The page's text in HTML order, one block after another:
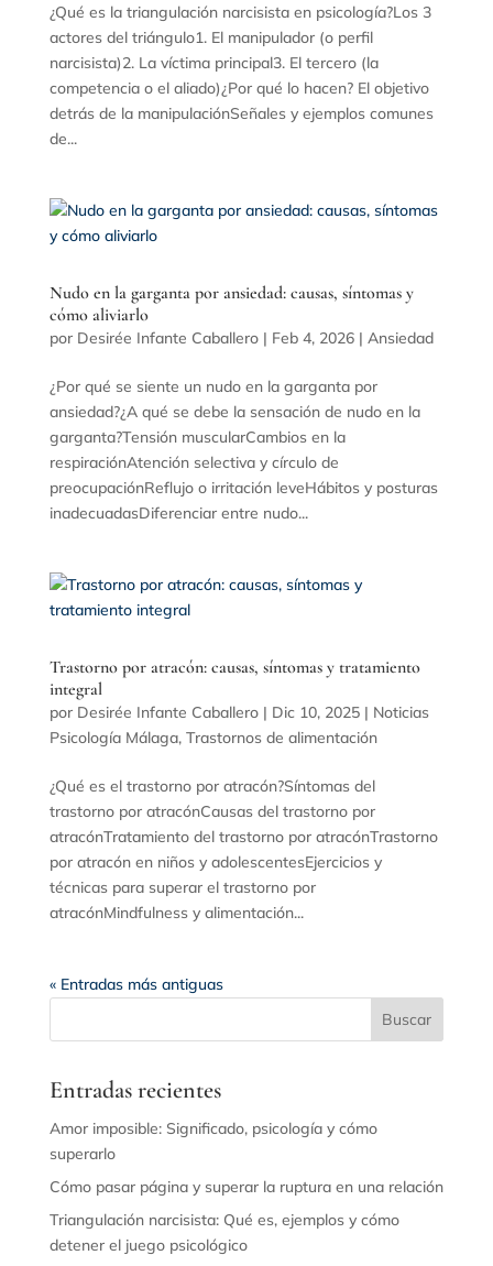
¿Qué es la triangulación narcisista en psicología?Los 3
actores del triángulo1. El manipulador (o perfil
narcisista)2. La víctima principal3. El tercero (la
competencia o el aliado)¿Por qué lo hacen? El objetivo
detrás de la manipulaciónSeñales y ejemplos comunes
de...
Nudo en la garganta por ansiedad: causas, síntomas y
cómo aliviarlo
por Desirée Infante Caballero| Feb 4, 2026| Ansiedad
¿Por qué se siente un nudo en la garganta por
ansiedad?¿A qué se debe la sensación de nudo en la
garganta?Tensión muscularCambios en la
respiraciónAtención selectiva y círculo de
preocupaciónReflujo o irritación leveHábitos y posturas
inadecuadasDiferenciar entre nudo...
Trastorno por atracón: causas, síntomas y tratamiento
integral
por Desirée Infante Caballero| Dic 10, 2025| Noticias
Psicología Málaga, Trastornos de alimentación
¿Qué es el trastorno por atracón?Síntomas del
trastorno por atracónCausas del trastorno por
atracónTratamiento del trastorno por atracónTrastorno
por atracón en niños y adolescentesEjercicios y
técnicas para superar el trastorno por
atracónMindfulness y alimentación...
« Entradas más antiguas
Entradas recientes
Amor imposible: Significado, psicología y cómo
superarlo
Cómo pasar página y superar la ruptura en una relación
Triangulación narcisista: Qué es, ejemplos y cómo
detener el juego psicológico